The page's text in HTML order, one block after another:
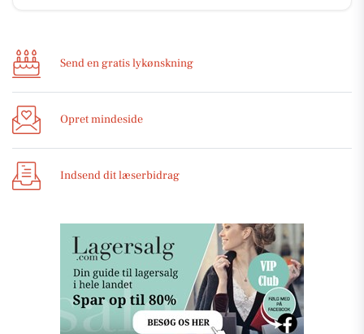
Send en gratis lykønskning
Opret mindeside
Indsend dit læserbidrag